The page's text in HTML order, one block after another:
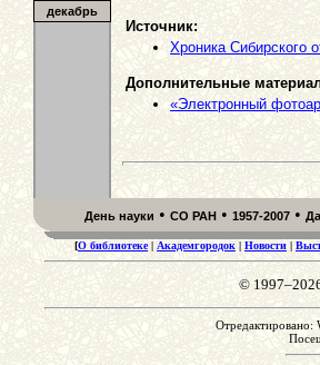
декабрь
Источник:
Хроника Сибирского
Дополнительные
«Электронный
День науки • СО РАН • 1957-2007 •
[О библиотеке| Академгородок| Новости |
©
Отредактировано: